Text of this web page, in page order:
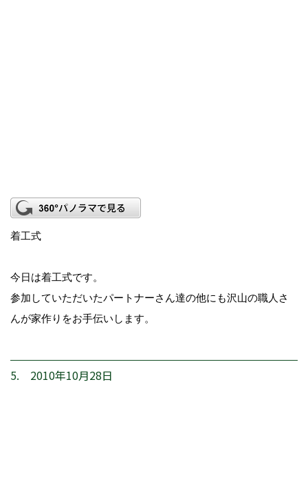
着工式
今日は着工式です。
参加していただいたパートナーさん達の他にも沢山の職人さ
んが家作りをお手伝いします。
5. 2010年10月28日